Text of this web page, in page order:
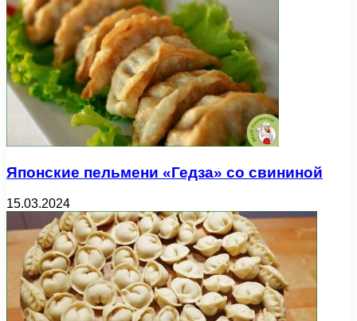
Японские пельмени «Гедза» со свининой
15.03.2024